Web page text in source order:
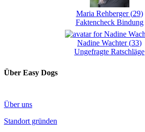
Maria Rehberger(29)
Faktencheck Bindung
Nadine Wachter(33)
Ungefragte Ratschläge
Über Easy Dogs
Über uns
Standort gründen